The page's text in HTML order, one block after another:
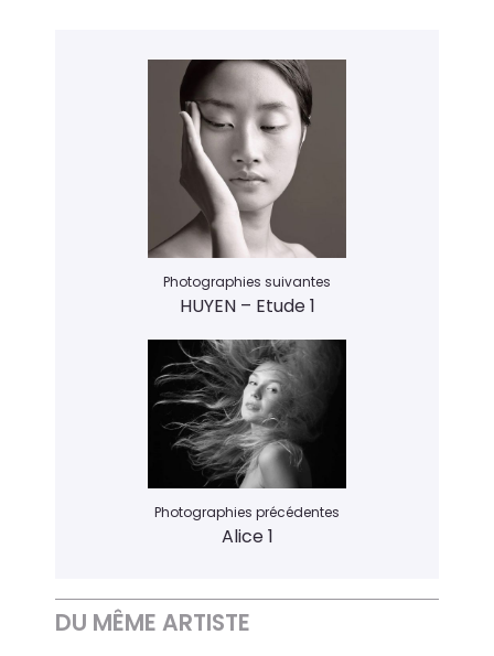
Photographies précédentes
Alice 1
Photographies suivantes
HUYEN – Etude 1
DU MÊME ARTISTE